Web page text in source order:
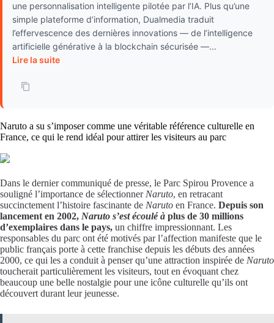
une personnalisation intelligente pilotée par l’IA. Plus qu’une
simple plateforme d’information, Dualmedia traduit
l’effervescence des dernières innovations — de l’intelligence
artificielle générative à la blockchain sécurisée —...
Lire la suite
Naruto a su s’imposer comme une véritable référence culturelle en
France, ce qui le rend idéal pour attirer les visiteurs au parc
Dans le dernier communiqué de presse, le Parc Spirou Provence a
souligné l’importance de sélectionner Naruto, en retracant
succinctement l’histoire fascinante de Naruto en France. Depuis son
lancement en 2002, Naruto s’est écoulé à plus de 30 millions
d’exemplaires dans le pays, un chiffre impressionnant. Les
responsables du parc ont été motivés par l’affection manifeste que le
public français porte à cette franchise depuis les débuts des années
2000, ce qui les a conduit à penser qu’une attraction inspirée de Naruto
toucherait particulièrement les visiteurs, tout en évoquant chez
beaucoup une belle nostalgie pour une icône culturelle qu’ils ont
découvert durant leur jeunesse.